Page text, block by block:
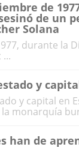
de
de un
Solana
durante la
y
y capital en
monarquía
han de